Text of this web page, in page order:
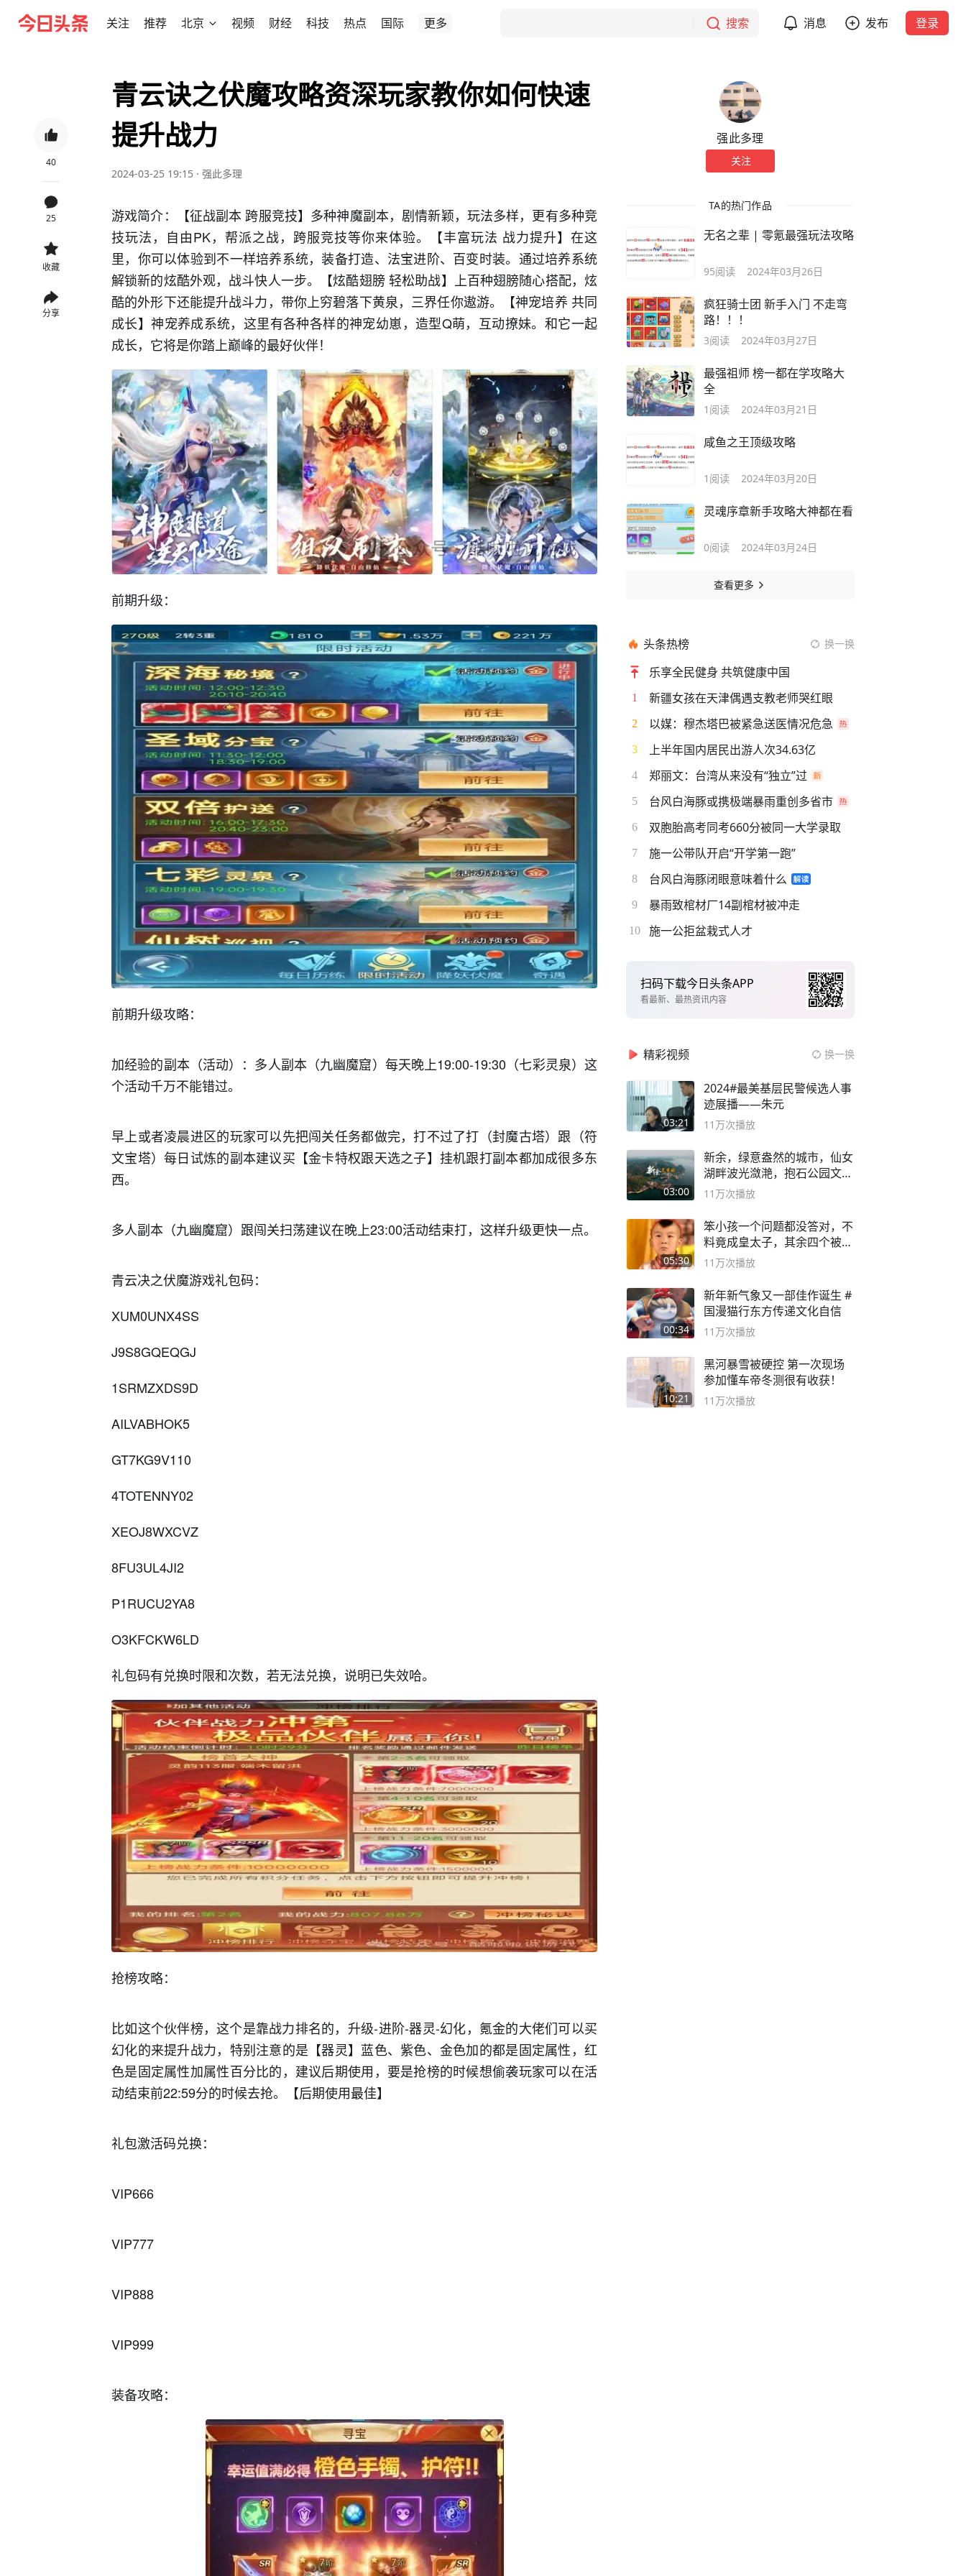
关注 推荐 北京 视频 财经 科技 热点 国际 更多 搜索 消息 发布 登录
40
25
收藏
分享
青云诀之伏魔攻略资深玩家教你如何快速
提升战力
2024-03-25 19:15 · 强此多理
游戏简介：【征战副本 跨服竞技】多种神魔副本，剧情新颖，玩法多样，更有多种竞
技玩法，自由PK，帮派之战，跨服竞技等你来体验。【丰富玩法 战力提升】在这
里，你可以体验到不一样培养系统，装备打造、法宝进阶、百变时装。通过培养系统
解锁新的炫酷外观，战斗快人一步。【炫酷翅膀 轻松助战】上百种翅膀随心搭配，炫
酷的外形下还能提升战斗力，带你上穷碧落下黄泉，三界任你遨游。【神宠培养 共同
成长】神宠养成系统，这里有各种各样的神宠幼崽，造型Q萌，互动撩妹。和它一起
成长，它将是你踏上巅峰的最好伙伴！
前期升级：
前期升级攻略：
加经验的副本（活动）：多人副本（九幽魔窟）每天晚上19:00-19:30（七彩灵泉）这
个活动千万不能错过。
早上或者凌晨进区的玩家可以先把闯关任务都做完，打不过了打（封魔古塔）跟（符
文宝塔）每日试炼的副本建议买【金卡特权跟天选之子】挂机跟打副本都加成很多东
西。
多人副本（九幽魔窟）跟闯关扫荡建议在晚上23:00活动结束打，这样升级更快一点。
青云决之伏魔游戏礼包码：
XUM0UNX4SS
J9S8GQEQGJ
1SRMZXDS9D
AILVABHOK5
GT7KG9V110
4TOTENNY02
XEOJ8WXCVZ
8FU3UL4JI2
P1RUCU2YA8
O3KFCKW6LD
礼包码有兑换时限和次数，若无法兑换，说明已失效哈。
抢榜攻略：
比如这个伙伴榜，这个是靠战力排名的，升级-进阶-器灵-幻化，氪金的大佬们可以买
幻化的来提升战力，特别注意的是【器灵】蓝色、紫色、金色加的都是固定属性，红
色是固定属性加属性百分比的，建议后期使用，要是抢榜的时候想偷袭玩家可以在活
动结束前22:59分的时候去抢。【后期使用最佳】
礼包激活码兑换：
VIP666
VIP777
VIP888
VIP999
装备攻略：
强此多理
关注
TA的热门作品
无名之辈 | 零氪最强玩法攻略
95阅读 2024年03月26日
疯狂骑士团 新手入门 不走弯
路！！！
3阅读 2024年03月27日
最强祖师 榜一都在学攻略大
全
1 阅读 2024年03月21日
咸鱼之王顶级攻略
1 阅读 2024年03月20日
灵魂序章新手攻略大神都在看
0阅读 2024年03月24日
查看更多
头条热榜 换一换
乐享全民健身 共筑健康中国
1 新疆女孩在天津偶遇支教老师哭红眼
2 以媒：穆杰塔巴被紧急送医情况危急
3 上半年国内居民出游人次34.63亿
4 郑丽文：台湾从来没有“独立”过
5 台风白海豚或携极端暴雨重创多省市
6 双胞胎高考同考660分被同一大学录取
7 施一公带队开启“开学第一跑”
8 台风白海豚闭眼意味着什么
9 暴雨致棺材厂14副棺材被冲走
10 施一公拒盆栽式人才
扫码下载今日头条APP
看最新、最热资讯内容
精彩视频 换一换
03:21
2024#最美基层民警候选人事
迹展播——朱元
11万次播放
03:00
新余，绿意盎然的城市，仙女
湖畔波光潋滟，抱石公园文化
深邃……
11万次播放
05:30
笨小孩一个问题都没答对，不
料竟成皇太子，其余四个被处
死
11万次播放
00:34
新年新气象又一部佳作诞生 #
国漫猫行东方传递文化自信
11万次播放
10:21
黑河暴雪被硬控 第一次现场
参加懂车帝冬测很有收获！
11万次播放